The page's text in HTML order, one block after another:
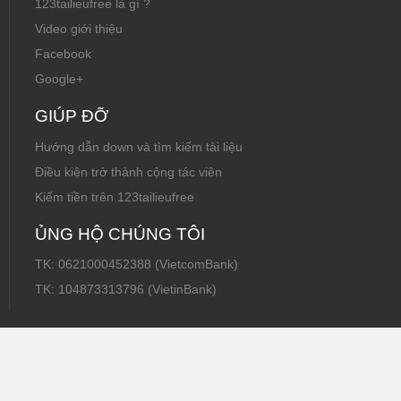
123tailieufree là gì ?
Video giới thiệu
Facebook
Google+
GIÚP ĐỠ
Hướng dẫn down và tìm kiếm tài liệu
Điều kiện trở thành cộng tác viên
Kiếm tiền trên 123tailieufree
ỦNG HỘ CHÚNG TÔI
TK: 0621000452388 (VietcomBank)
TK: 104873313796 (VietinBank)